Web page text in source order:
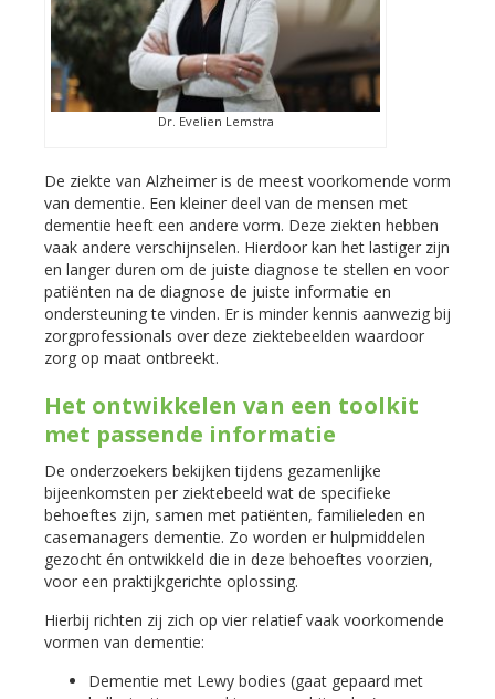
Dr. Evelien Lemstra
De ziekte van Alzheimer is de meest voorkomende vorm
van dementie. Een kleiner deel van de mensen met
dementie heeft een andere vorm. Deze ziekten hebben
vaak andere verschijnselen. Hierdoor kan het lastiger zijn
en langer duren om de juiste diagnose te stellen en voor
patiënten na de diagnose de juiste informatie en
ondersteuning te vinden. Er is minder kennis aanwezig bij
zorgprofessionals over deze ziektebeelden waardoor
zorg op maat ontbreekt.
Het ontwikkelen van een toolkit
met passende informatie
De onderzoekers bekijken tijdens gezamenlijke
bijeenkomsten per ziektebeeld wat de specifieke
behoeftes zijn, samen met patiënten, familieleden en
casemanagers dementie. Zo worden er hulpmiddelen
gezocht én ontwikkeld die in deze behoeftes voorzien,
voor een praktijkgerichte oplossing.
Hierbij richten zij zich op vier relatief vaak voorkomende
vormen van dementie:
Dementie met Lewy bodies (gaat gepaard met